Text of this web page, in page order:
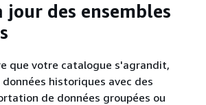
jour des ensembles
que votre catalogue s'agrandit,
historiques avec des
de données groupées ou